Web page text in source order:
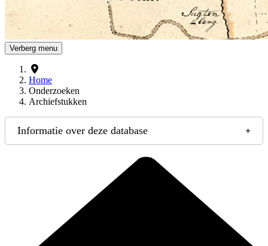
Verberg menu
Home
Onderzoeken
Archiefstukken
Informatie over deze database